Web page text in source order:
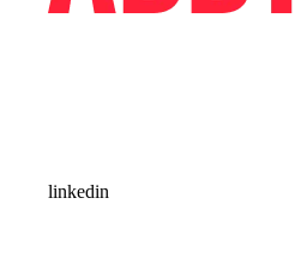
linkedin